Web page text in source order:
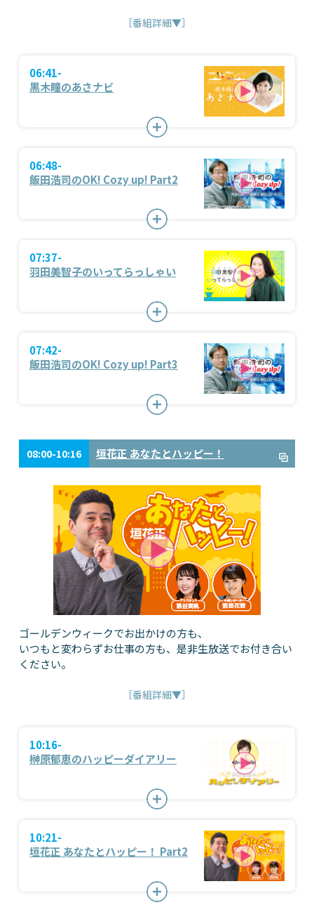
［番組詳細▼］
06:41-
黒木瞳のあさナビ
06:48-
飯田浩司のOK! Cozy up! Part2
07:37-
羽田美智子のいってらっしゃい
07:42-
飯田浩司のOK! Cozy up! Part3
08:00-10:16 垣花正 あなたとハッピー！
ゴールデンウィークでお出かけの方も、
いつもと変わらずお仕事の方も、是非生放送でお付き合い
ください。
［番組詳細▼］
10:16-
榊原郁恵のハッピーダイアリー
10:21-
垣花正 あなたとハッピー！ Part2